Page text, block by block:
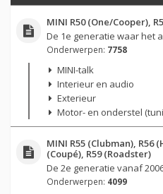
MINI R50 (One/Cooper),
De 1e generatie waar het
Onderwerpen: 7758
MINI-talk
Interieur en audio
Exterieur
Motor- en onderstel
MINI R55 (Clubman), R56
(Coupé), R59 (Roadster)
De 2e generatie vanaf
Onderwerpen: 4099